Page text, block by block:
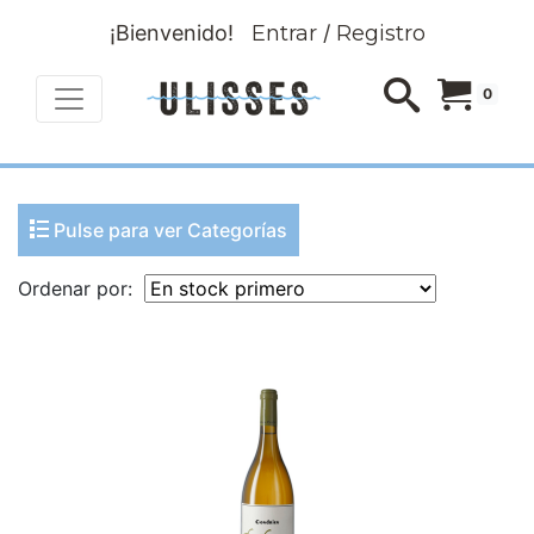
¡Bienvenido! Entrar/ Registro
0
Pulse para ver Categorías
Ordenar por: